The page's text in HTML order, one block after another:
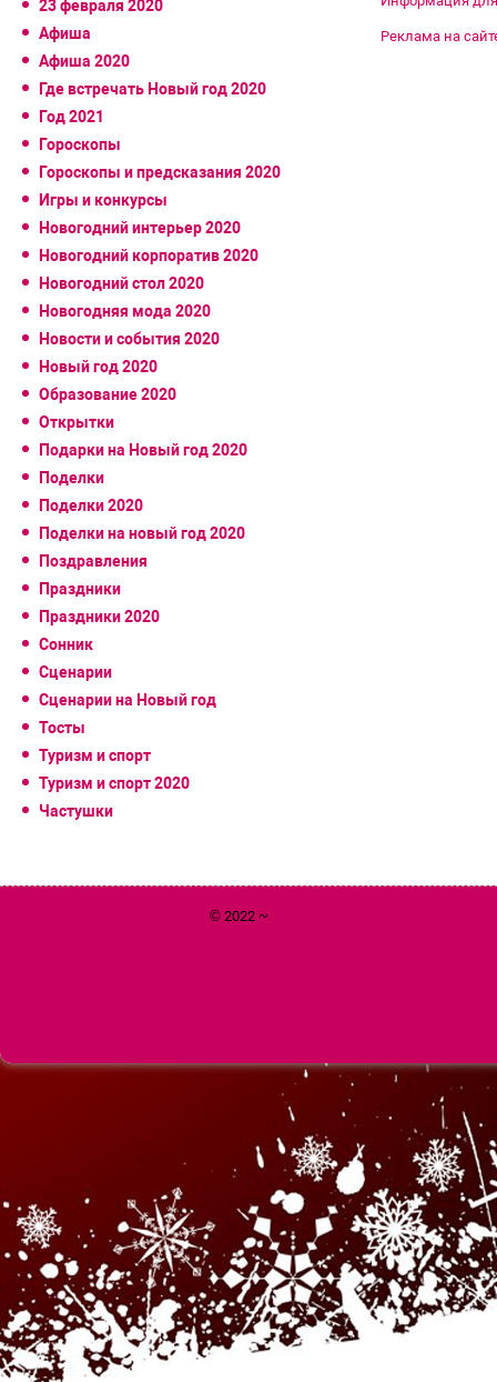
23 февраля 2020
Афиша
Афиша 2020
Где встречать Новый год 2020
Год 2021
Гороскопы
Гороскопы и предсказания 2020
Игры и конкурсы
Новогодний интерьер 2020
Новогодний корпоратив 2020
Новогодний стол 2020
Новогодняя мода 2020
Новости и события 2020
Новый год 2020
Образование 2020
Открытки
Подарки на Новый год 2020
Поделки
Поделки 2020
Поделки на новый год 2020
Поздравления
Праздники
Праздники 2020
Сонник
Сценарии
Сценарии на Новый год
Тосты
Туризм и спорт
Туризм и спорт 2020
Частушки
Реклама на
© 2022 ~